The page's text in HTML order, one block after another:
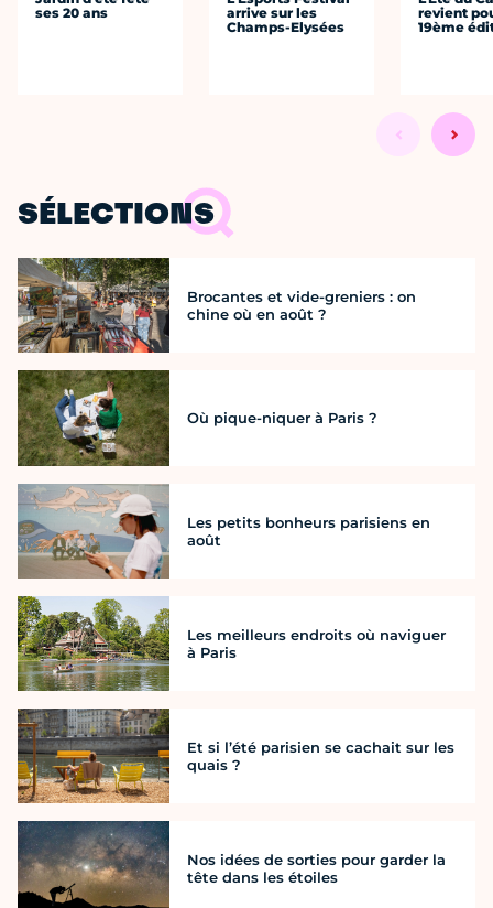
ses 20 ans
arrive sur les
Champs-Elysées
revient
19ème
SÉLECTIONS
Brocantes et vide-greniers : on
chine où en août ?
Où pique-niquer à Paris ?
Les petits bonheurs parisiens en
août
Les meilleurs endroits où naviguer
à Paris
Et si l’été parisien se cachait sur les
quais ?
Nos idées de sorties pour garder la
tête dans les étoiles